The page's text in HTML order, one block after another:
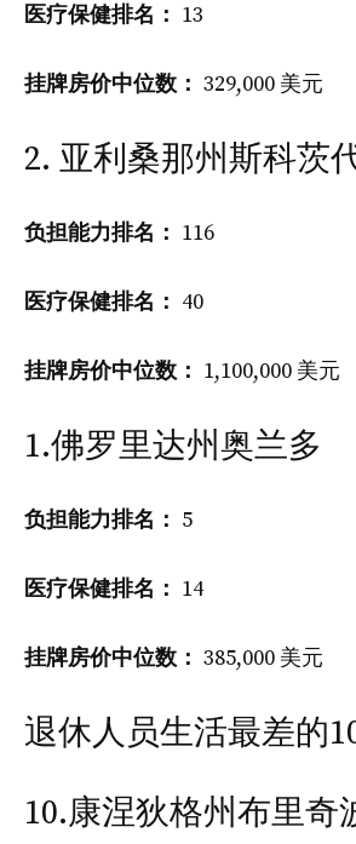
医疗保健排名： 13
挂牌房价中位数： 329,000 美元
2. 亚利桑那州斯科茨
负担能力排名： 116
医疗保健排名： 40
挂牌房价中位数： 1,100,000 美元
1.佛罗里达州奥兰多
负担能力排名： 5
医疗保健排名： 14
挂牌房价中位数： 385,000 美元
退休人员生活最差的
10.康涅狄格州布里奇